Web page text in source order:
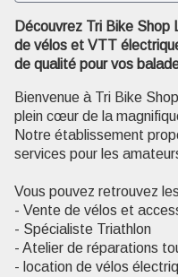
Découvrez Tri Bike Shop
de vélos et VTT
de qualité pour vos
Bienvenue à Tri Bike
plein cœur de la
Notre établissement
services pour les
Vous pouvez retrouvez
- Vente de vélos et
- Spécialiste Triathlon
- Atelier de réparations
- location de vélos